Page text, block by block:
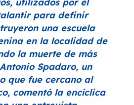
para definir
una escuela
en la localidad de
la muerte de más
Spadaro, un
que fue cercano al
comentó la encíclica